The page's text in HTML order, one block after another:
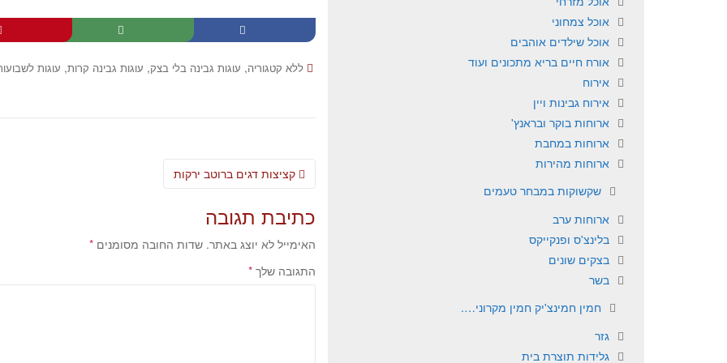
ללא קטגוריה, עוגות גבינה בלי בצק, עוגות גבינה קרות, עוגות
כתיבת תגובה
האימייל לא יוצג באתר. שדות החובה מסומנים *
התגובה שלך *
אוכל צמחוני
אוכל שילדים אוהבים
אורח חיים בריא מתכונים ועוד
אירוח
אירוח גבינות ויין
ארוחות בוקר ובראנץ'
ארוחות במחבת
ארוחות מהירות
שקשוקות במבחר טעמים
ארוחות ערב
בלינצ'ס ופנקייקס
בצקים שונים
בשר
חמין חמינצ'יק חמין מקרוני….
גזר
גלידות תוצרת בית